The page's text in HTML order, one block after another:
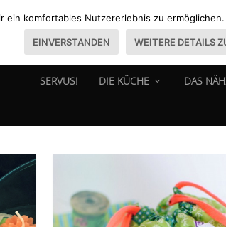
SERVUS! DIE KÜCHE DAS
ein komfortables Nutzererlebnis zu
EINVERSTANDEN WEITERE DETAILS